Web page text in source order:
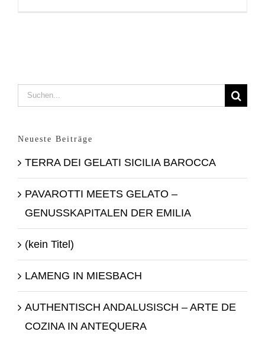
Suche
Neueste Beiträge
TERRA DEI GELATI SICILIA BAROCCA
PAVAROTTI MEETS GELATO –
GENUSSKAPITALEN DER EMILIA
(kein Titel)
LAMENG IN MIESBACH
AUTHENTISCH ANDALUSISCH – ARTE DE
COZINA IN ANTEQUERA